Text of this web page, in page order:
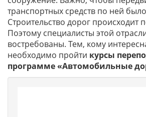
транспортных средств по ней
Строительство дорог происходит
Поэтому специалисты этой
востребованы. Тем, кому
необходимо пройти курсы
программе «Автомобильные